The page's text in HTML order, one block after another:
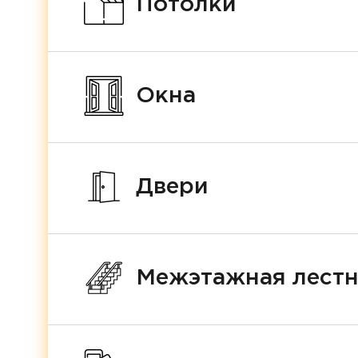
Потолки
Окна
Двери
Межэтажная